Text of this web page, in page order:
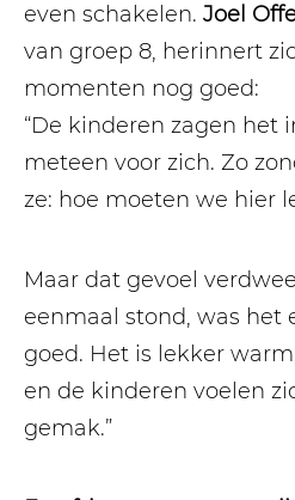
even schakelen. Joel
van groep 8, herinnert
momenten nog goed:
“De kinderen zagen het
meteen voor zich. Zo
ze: hoe moeten we hier
Maar dat gevoel
eenmaal stond, was het
goed. Het is lekker
en de kinderen voelen
gemak.”